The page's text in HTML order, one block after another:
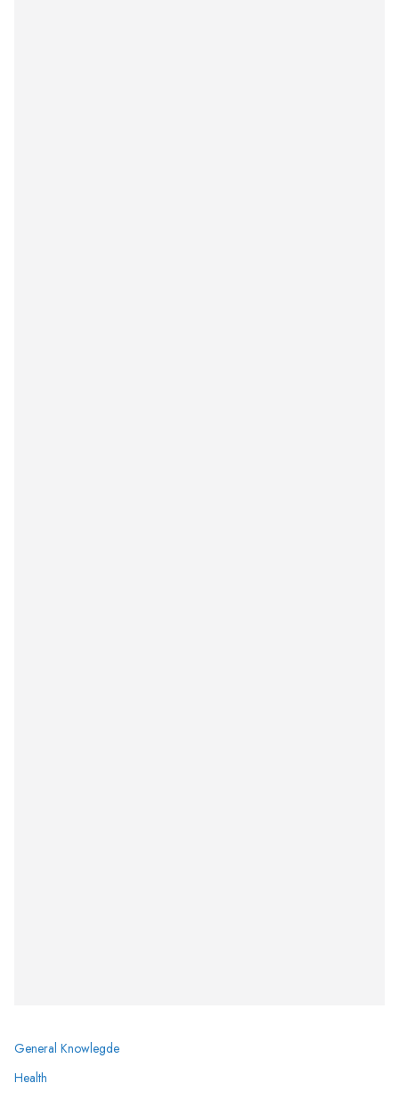
General Knowlegde
Health